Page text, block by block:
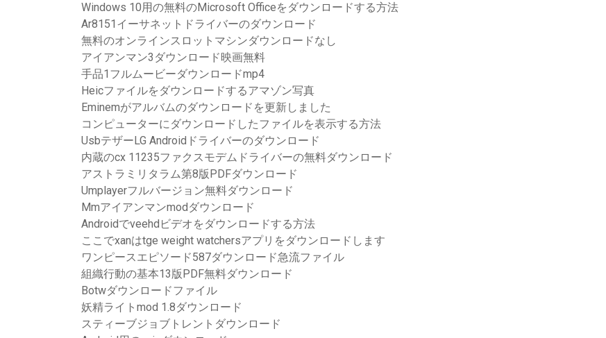
Windows 10用の無料のMicrosoft Officeをダウンロードする方法
Ar8151イーサネットドライバーのダウンロード
無料のオンラインスロットマシンダウンロードなし
アイアンマン3ダウンロード映画無料
手品1フルムービーダウンロードmp4
Heicファイルをダウンロードするアマゾン写真
Eminemがアルバムのダウンロードを更新しました
コンピューターにダウンロードしたファイルを表示する方法
UsbテザーLG Androidドライバーのダウンロード
内蔵のcx 11235ファクスモデムドライバーの無料ダウンロード
アストラミリタラム第8版PDFダウンロード
Umplayerフルバージョン無料ダウンロード
Mmアイアンマンmodダウンロード
Androidでveehdビデオをダウンロードする方法
ここでxanはtge weight watchersアプリをダウンロードします
ワンピースエピソード587ダウンロード急流ファイル
組織行動の基本13版PDF無料ダウンロード
Botwダウンロードファイル
妖精ライトmod 1.8ダウンロード
スティーブジョブトレントダウンロード